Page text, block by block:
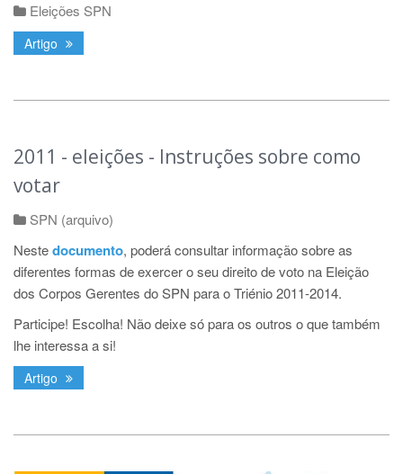
Eleições SPN
Artigo
2011 - eleições - Instruções sobre como
votar
SPN (arquivo)
Nestedocumento, poderá consultar informação sobre as
diferentes formas de exercer o seu direito de voto na Eleição
dos Corpos Gerentes do SPN para o Triénio 2011-2014.
Participe! Escolha! Não deixe só para os outros o que também
lhe interessa a si!
Artigo